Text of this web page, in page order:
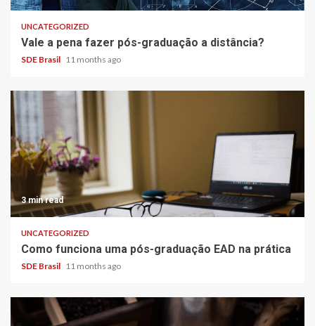
UNCATEGORIZED
Vale a pena fazer pós-graduação a distância?
SDE Brasil 11 months ago
3 min read
UNCATEGORIZED
Como funciona uma pós-graduação EAD na prática
SDE Brasil 11 months ago